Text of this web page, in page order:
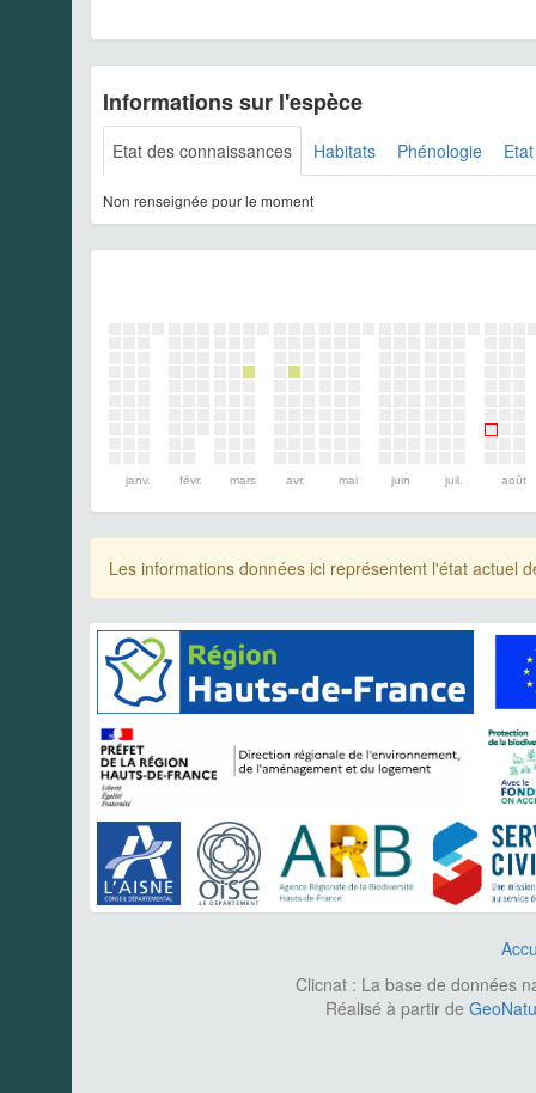
Informations sur l'espèce
Etat des connaissances Habitats Phénologie
Non renseignée pour le moment
janv. févr. mars avr. mai juin juil. août
Les informations données ici représentent l'état actuel
Clicnat : La base de données
Réalisé à partir de